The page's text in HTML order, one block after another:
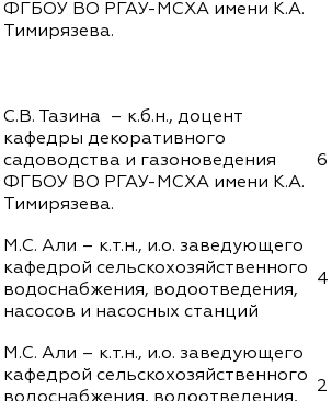
ФГБОУ ВО РГАУ-МСХА имени К.А.
Тимирязева.
С.В. Тазина – к.б.н., доцент
кафедры декоративного
садоводства и газоноведения
ФГБОУ ВО РГАУ-МСХА имени К.А.
Тимирязева.
6
М.С. Али – к.т.н., и.о. заведующего
кафедрой сельскохозяйственного
водоснабжения, водоотведения,
насосов и насосных станций
4
М.С. Али – к.т.н., и.о. заведующего
кафедрой сельскохозяйственного
2